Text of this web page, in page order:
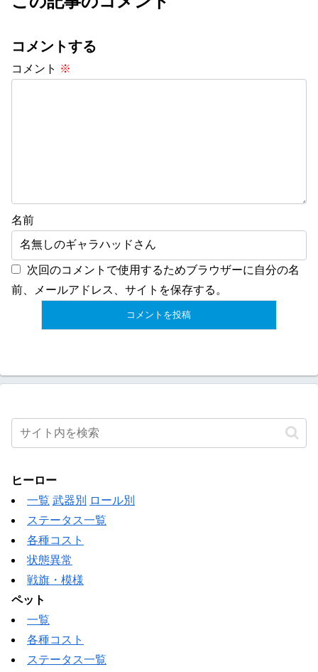
コメントする
コメント ※
名前
次回のコメントで使用するためブラウザーに自分の名
前、メールアドレス、サイトを保存する。
ヒーロー
一覧 武器別
ロール別
ステータス一覧
各種コスト
状態異常
戦旗・模様
ペット
一覧
各種コスト
ステータス一覧